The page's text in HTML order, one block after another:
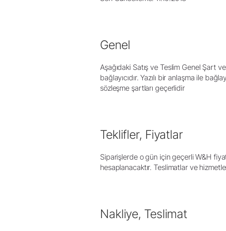
Dental Laboratuvar
Aksesuarlar
Genel
Aşağıdaki Satış ve Teslim Genel Şart
bağlayıcıdır. Yazılı bir anlaşma ile
sözleşme şartları geçerlidir
Teklifler, Fiyatlar
Siparişlerde o gün için geçerli W&H
hesaplanacaktır. Teslimatlar ve
Nakliye, Teslimat